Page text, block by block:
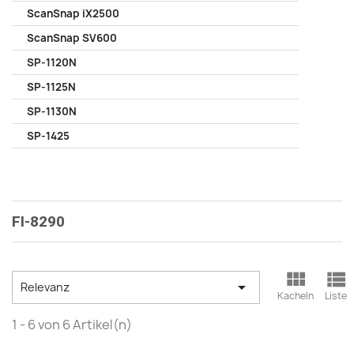
ScanSnap iX2500
ScanSnap SV600
SP-1120N
SP-1125N
SP-1130N
SP-1425
FI-8290
Relevanz  
Kacheln

Liste
1 - 6 von 6 Artikel(n)